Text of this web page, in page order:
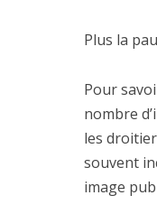
Plus la
Pour
nombre
les
souvent
image